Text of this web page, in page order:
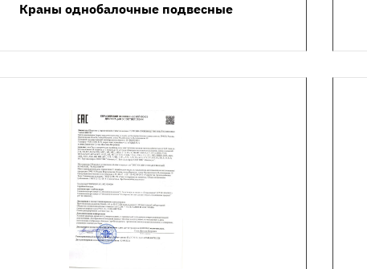
Краны однобалочные подвесные